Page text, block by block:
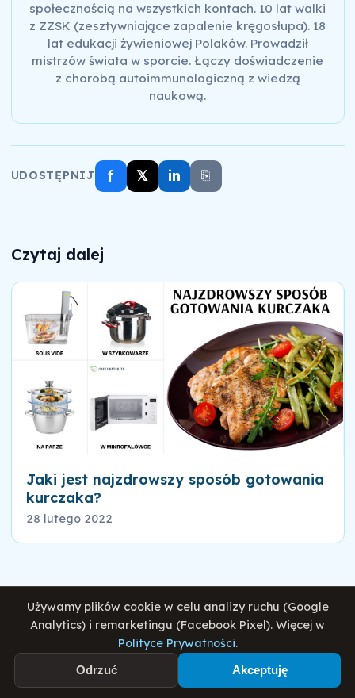
społecznością na wszystkich kontach. 10 lat walki
z ZZSK (zesztywniające zapalenie kręgosłupa). 18
lat edukacji żywieniowej Polaków. Prowadził
mistrzów świata w sporcie. Łączy doświadczenie
z chorobą autoimmunologiczną z wiedzą
naukową.
UDOSTĘPNIJ f 𝕏 in ⎘
Czytaj dalej
Jaki jest najzdrowszy sposób gotowania
kurczaka?
28 lutego 2022
Dołącz do 600k+ społeczności
Otrzymuj sprawdzone porady o zdrowym
Używamy plików cookie w celu analizy ruchu (Google
Analytics) i remarketingu (Facebook Pixel). Więcej w
Polityce Prywatności.
Odrzuć Akceptuję